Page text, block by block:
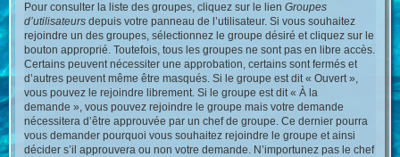
Pour consulter la liste des groupes, cliquez sur le lienGroupes
d’utilisateurs depuis votre panneau de l’utilisateur. Si vous souhaitez
rejoindre un des groupes, sélectionnez le groupe désiré et cliquez sur le
bouton approprié. Toutefois, tous les groupes ne sont pas en libre accès.
Certains peuvent nécessiter une approbation, certains sont fermés et
d’autres peuvent même être masqués. Si le groupe est dit « Ouvert »,
vous pouvez le rejoindre librement. Si le groupe est dit « À la
demande », vous pouvez rejoindre le groupe mais votre demande
nécessitera d’être approuvée par un chef de groupe. Ce dernier pourra
vous demander pourquoi vous souhaitez rejoindre le groupe et ainsi
décider s’il approuvera ou non votre demande. N’importunez pas le chef